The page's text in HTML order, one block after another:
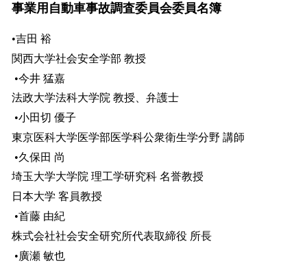
事業用自動車事故調査委員会委員名簿
•吉田 裕
関西大学社会安全学部 教授
•今井 猛嘉
法政大学法科大学院 教授、弁護士
•小田切 優子
東京医科大学医学部医学科公衆衛生学分野 講師
•久保田 尚
埼玉大学大学院 理工学研究科 名誉教授
日本大学 客員教授
•首藤 由紀
株式会社社会安全研究所代表取締役 所長
•廣瀬 敏也